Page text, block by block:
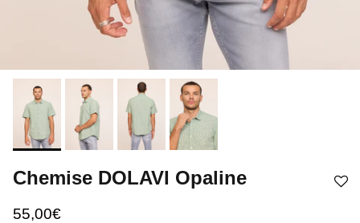
Chemise DOLAVI Opaline
55,00€